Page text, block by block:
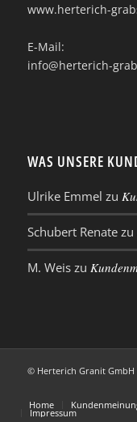
www.herterich-
E-Mail:
info@herterich-
WAS UNSERE
Ulrike Emmel zu
Schubert Renatezu
M. Weiszu
© Herterich Granit GmbH
Home
Impressum